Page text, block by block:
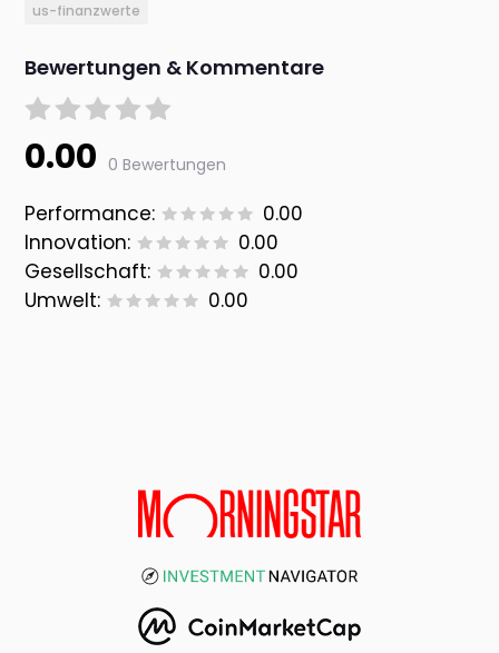
us-finanzwerte
Bewertungen & Kommentare
0.00 0 Bewertungen
Performance:
0.00
Innovation:
0.00
Gesellschaft:
0.00
Umwelt:
0.00